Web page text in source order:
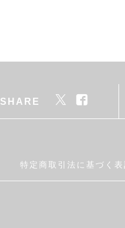
SHARE
特定商取引法に基づく表